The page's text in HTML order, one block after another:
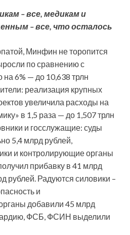
– все, медикам и
– все, что осталось
Минфин не торопится
по сравнению с
6% — до 10,638 трлн
реализация крупных
увеличила расходы на
в 1,5 раза — до 1,507 трлн
и госслужащие: суды
5,4 млрд рублей,
и контролирующие органы
прибавку в 41 млрд
рублей. Радуются силовики –
и
добавили 45 млрд
ФСБ, ФСИН выделили